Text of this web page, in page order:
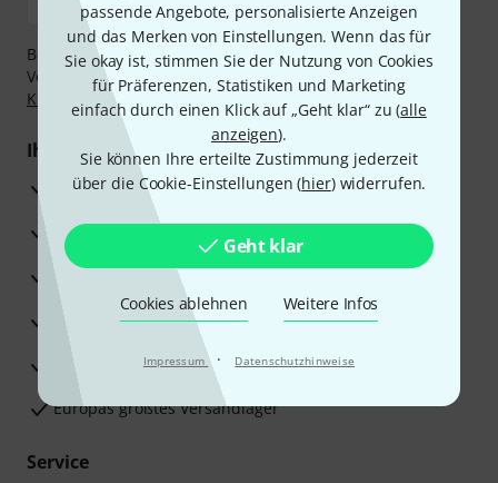
passende Angebote, personalisierte Anzeigen
und das Merken von Einstellungen. Wenn das für
Sie okay ist, stimmen Sie der Nutzung von Cookies
für Präferenzen, Statistiken und Marketing
einfach durch einen Klick auf „Geht klar“ zu (alle
anzeigen).
Sie können Ihre erteilte Zustimmung jederzeit
über die Cookie-Einstellungen (hier) widerrufen.
Geht klar
Cookies ablehnen Weitere Infos
Impressum · Datenschutzhinweise
Bezahlen Sie vertraulich und sicher per Nachnahme,
Vorkasse, PayPal, Amazon Pay, Klarna Sofort bezahlen
Klarna Ratenzahlungoder Kreditkarte.
Ihre Vorteile
3 Jahre Thomann Garantie
30 Tage Money-Back-Garantie
Reparaturservice
Beratung durch Fachexperten
Zufriedenheitsgarantie
Europas größtes Versandlager
Service